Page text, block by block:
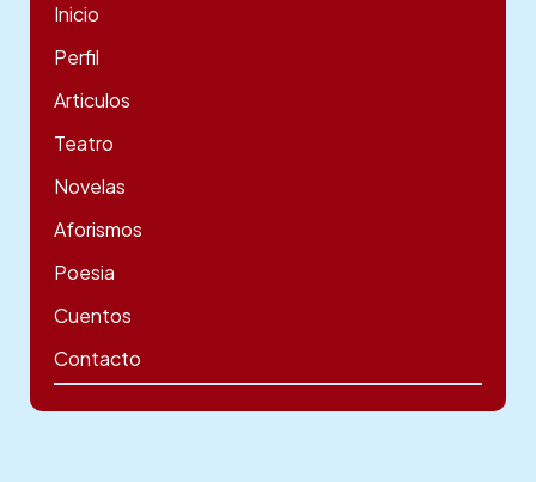
Inicio
Perfil
Articulos
Teatro
Novelas
Aforismos
Poesia
Cuentos
Contacto